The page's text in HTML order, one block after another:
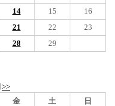
14 15
16
21 22
23
28 29
>>
金 土
日